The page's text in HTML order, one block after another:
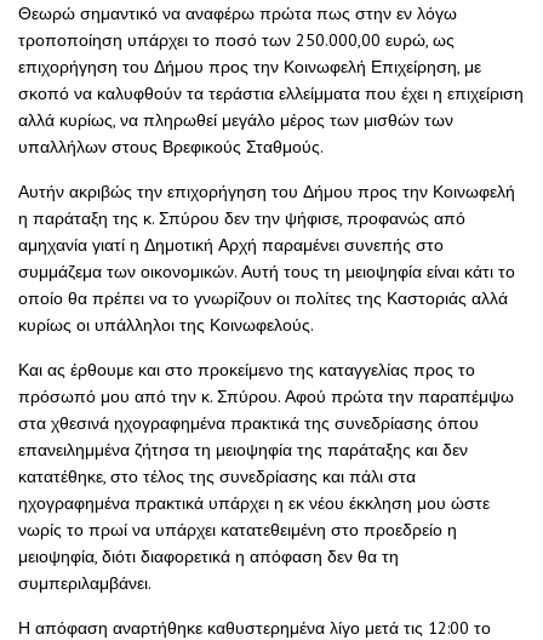
Θεωρώ σημαντικό να αναφέρω πρώτα πως στην εν λόγω
τροποποίηση υπάρχει το ποσό των 250.000,00 ευρώ, ως
επιχορήγηση του Δήμου προς την Κοινωφελή Επιχείρηση, με
σκοπό να καλυφθούν τα τεράστια ελλείμματα που έχει η επιχείριση
αλλά κυρίως, να πληρωθεί μεγάλο μέρος των μισθών των
υπαλλήλων στους Βρεφικούς Σταθμούς.
Αυτήν ακριβώς την επιχορήγηση του Δήμου προς την Κοινωφελή
η παράταξη της κ. Σπύρου δεν την ψήφισε, προφανώς από
αμηχανία γιατί η Δημοτική Αρχή παραμένει συνεπής στο
συμμάζεμα των οικονομικών. Αυτή τους τη μειοψηφία είναι κάτι το
οποίο θα πρέπει να το γνωρίζουν οι πολίτες της Καστοριάς αλλά
κυρίως οι υπάλληλοι της Κοινωφελούς.
Και ας έρθουμε και στο προκείμενο της καταγγελίας προς το
πρόσωπό μου από την κ. Σπύρου. Αφού πρώτα την παραπέμψω
στα χθεσινά ηχογραφημένα πρακτικά της συνεδρίασης όπου
επανειλημμένα ζήτησα τη μειοψηφία της παράταξης και δεν
κατατέθηκε, στο τέλος της συνεδρίασης και πάλι στα
ηχογραφημένα πρακτικά υπάρχει η εκ νέου έκκληση μου ώστε
νωρίς το πρωί να υπάρχει κατατεθειμένη στο προεδρείο η
μειοψηφία, διότι διαφορετικά η απόφαση δεν θα τη
συμπεριλαμβάνει.
Η απόφαση αναρτήθηκε καθυστερημένα λίγο μετά τις 12:00 το